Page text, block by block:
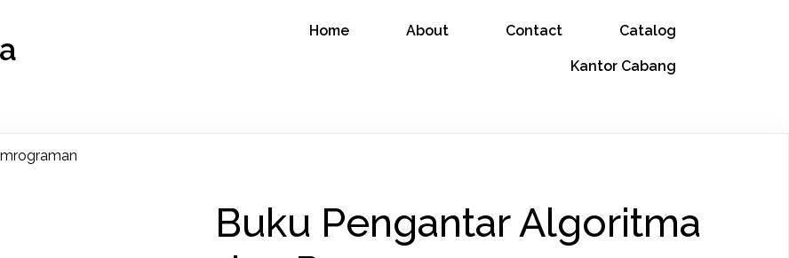
Home About Contact Catalog
Kantor Cabang
Buku Pengantar Algoritma